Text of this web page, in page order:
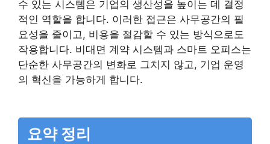
수 있는 시스템은 기업의 생산성을 높이는 데 결정
적인 역할을 합니다. 이러한 접근은 사무공간의 필
요성을 줄이고, 비용을 절감할 수 있는 방식으로도
작용합니다. 비대면 계약 시스템과 스마트 오피스는
단순한 사무공간의 변화로 그치지 않고, 기업 운영
의 혁신을 가능하게 합니다.
요약 정리